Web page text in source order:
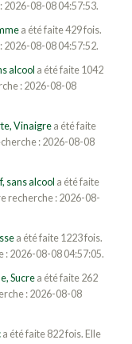
2026-08-08 04:57:53.
a été faite 429 fois.
2026-08-08 04:57:52.
alcool a été faite 1042
: 2026-08-08
Vinaigrea été faite
: 2026-08-08
sans alcool a été faite
recherche : 2026-08-
a été faite 1223 fois.
: 2026-08-08 04:57:05.
Sucrea été faite 262
: 2026-08-08
a été faite 822 fois. Elle